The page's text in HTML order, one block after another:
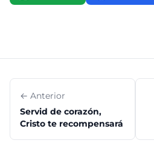
← Anterior
Servid de corazón,
Cristo te recompensará